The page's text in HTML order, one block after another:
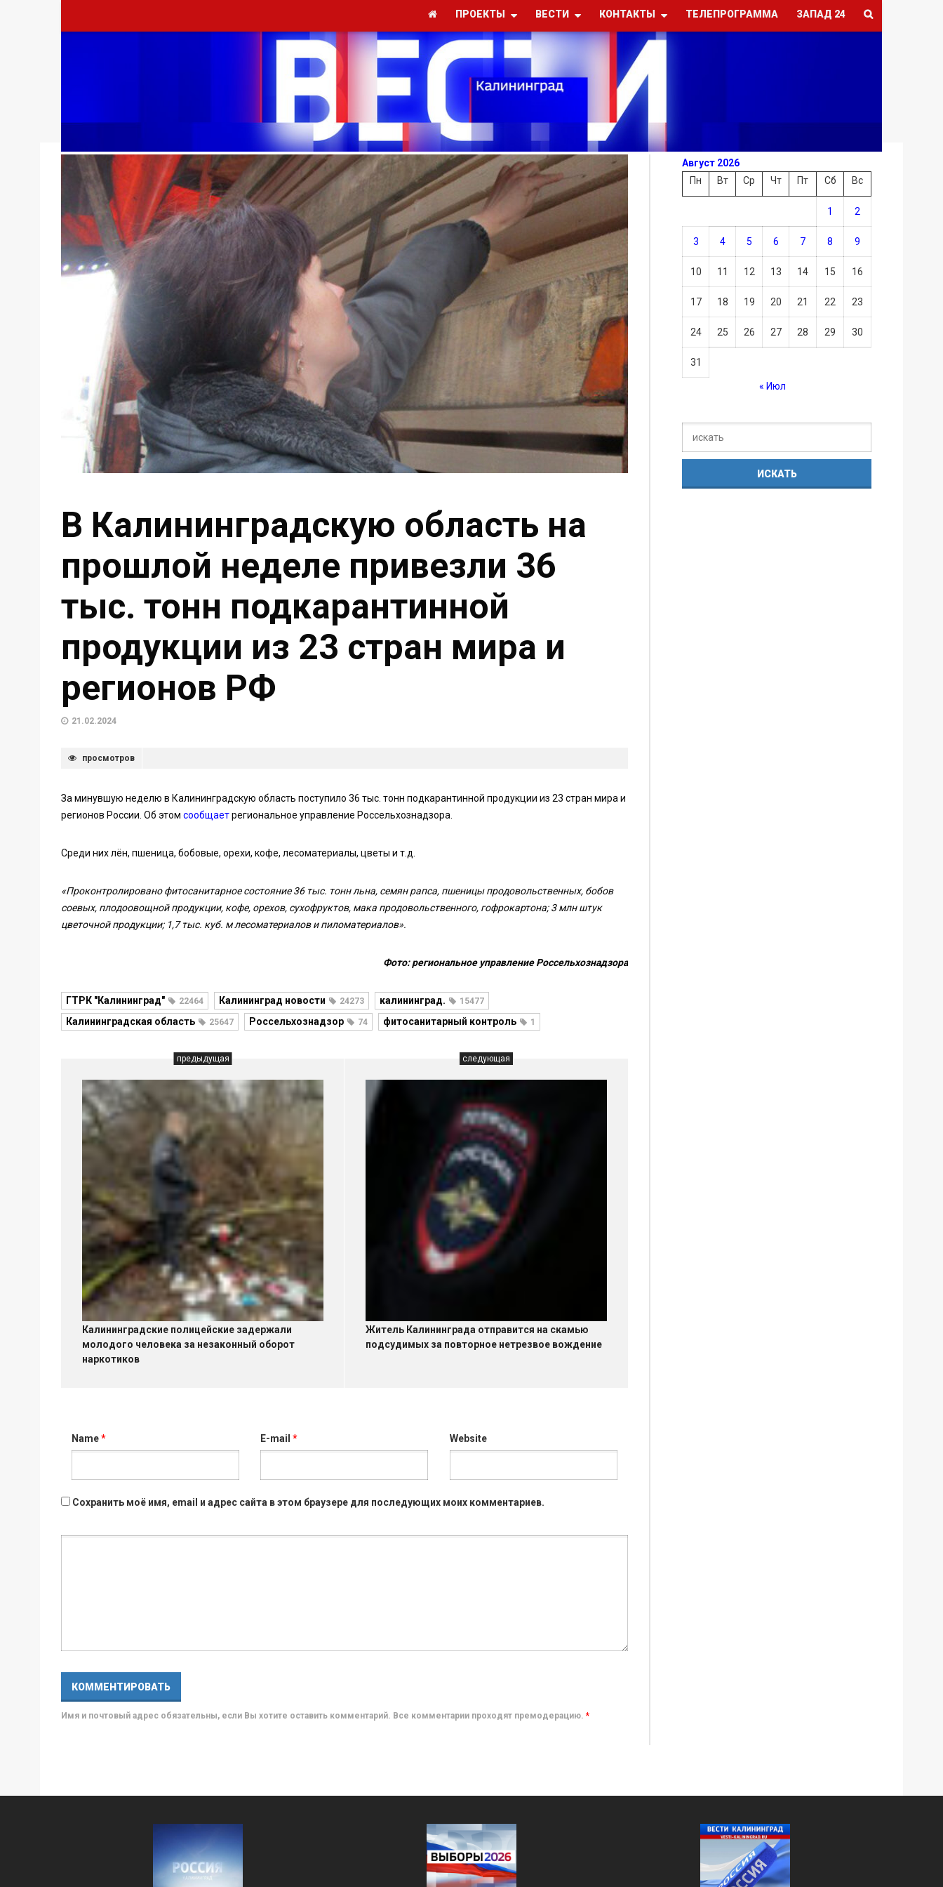
ПРОЕКТЫ ВЕСТИ КОНТАКТЫ ТЕЛЕПРОГРАММА ЗАПАД 24
В Калининградскую область на
прошлой неделе привезли 36
тыс. тонн подкарантинной
продукции из 23 стран мира и
регионов РФ
21.02.2024
просмотров
За минувшую неделю в Калининградскую область поступило 36 тыс. тонн подкарантинной продукции из 23 стран мира и
регионов России. Об этом сообщаетрегиональное управление Россельхознадзора.
Среди них лён, пшеница, бобовые, орехи, кофе, лесоматериалы, цветы и т.д.
«Проконтролировано фитосанитарное состояние 36 тыс. тонн льна, семян рапса, пшеницы продовольственных, бобов
соевых, плодоовощной продукции, кофе, орехов, сухофруктов, мака продовольственного, гофрокартона; 3 млн штук
цветочной продукции; 1,7 тыс. куб. м лесоматериалов и пиломатериалов».
Фото: региональное управление Россельхознадзора
ГТРК "Калининград" 22464 Калининград новости 24273 калининград. 15477
Калининградская область 25647 Россельхознадзор 74 фитосанитарный контроль 1
предыдущая
Калининградские полицейские задержали
молодого человека за незаконный оборот
наркотиков
следующая
Житель Калининграда отправится на скамью
подсудимых за повторное нетрезвое вождение
Name* E-mail* Website
Сохранить моё имя, email и адрес сайта в этом браузере для последующих моих комментариев.
Имя и почтовый адрес обязательны, если Вы хотите оставить комментарий. Все комментарии проходят премодерацию. *
Август 2026
Пн
Вт Ср Чт Пт Сб Вс
1 2
3 4 5 6 7 8 9
10 11 12 13 14 15 16
17 18 19 20 21 22 23
24 25 26 27 28 29 30
31
« Июл